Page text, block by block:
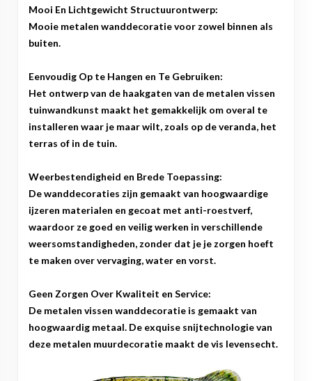
Mooi En Lichtgewicht Structuurontwerp:
Mooie metalen wanddecoratie voor zowel binnen als
buiten.
Eenvoudig Op te Hangen en Te Gebruiken:
Het ontwerp van de haakgaten van de metalen vissen
tuinwandkunst maakt het gemakkelijk om overal te
installeren waar je maar wilt, zoals op de veranda, het
terras of in de tuin.
Weerbestendigheid en Brede Toepassing:
De wanddecoraties zijn gemaakt van hoogwaardige
ijzeren materialen en gecoat met anti-roestverf,
waardoor ze goed en veilig werken in verschillende
weersomstandigheden, zonder dat je je zorgen hoeft
te maken over vervaging, water en vorst.
Geen Zorgen Over Kwaliteit en Service:
De metalen vissen wanddecoratie is gemaakt van
hoogwaardig metaal. De exquise snijtechnologie van
deze metalen muurdecoratie maakt de vis levensecht.